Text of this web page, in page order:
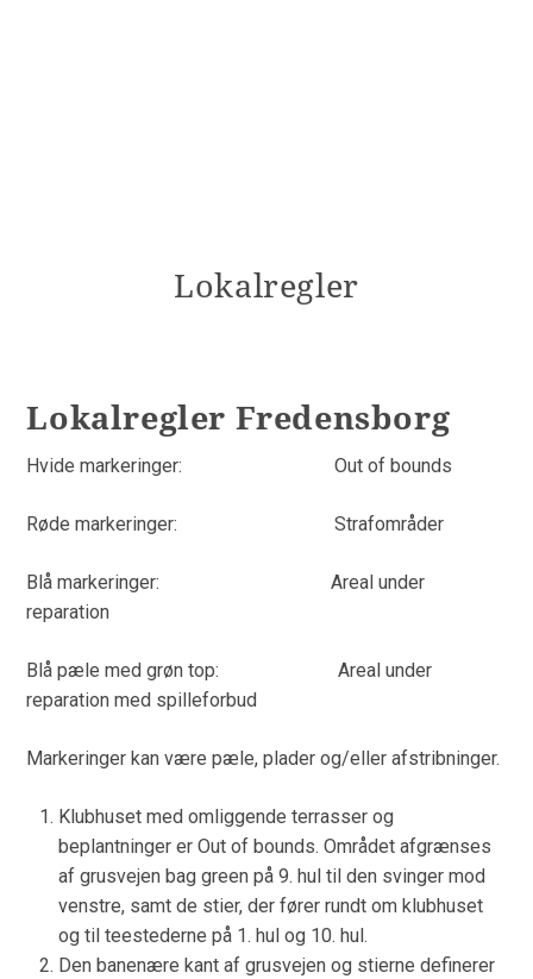
Lokalregler
Lokalregler Fredensborg
Hvide markeringer: Out of bounds
Røde markeringer: Strafområder
Blå markeringer: Areal under
reparation
Blå pæle med grøn top: Areal under
reparation med spilleforbud
Markeringer kan være pæle, plader og/eller afstribninger.
Klubhuset med omliggende terrasser og
beplantninger er Out of bounds. Området afgrænses
af grusvejen bag green på 9. hul til den svinger mod
venstre, samt de stier, der fører rundt om klubhuset
og til teestederne på 1. hul og 10. hul.
Den banenære kant af grusvejen og stierne definerer